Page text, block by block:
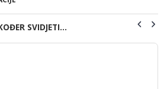
SVIDJETI…